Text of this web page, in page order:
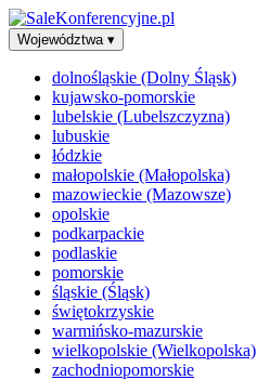
Województwa ▾
dolnośląskie (Dolny Śląsk)
kujawsko-pomorskie
lubelskie (Lubelszczyzna)
lubuskie
łódzkie
małopolskie (Małopolska)
mazowieckie (Mazowsze)
opolskie
podkarpackie
podlaskie
pomorskie
śląskie (Śląsk)
świętokrzyskie
warmińsko-mazurskie
wielkopolskie (Wielkopolska)
zachodniopomorskie